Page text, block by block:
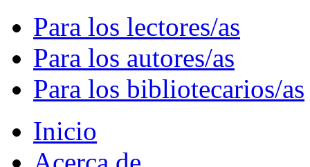
Para los lectores/as
Para los autores/as
Para los bibliotecarios/as
Inicio